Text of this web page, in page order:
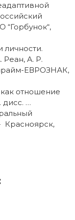
“Горбунок“,
личности.
Реан, А. Р.
ЕВРОЗНАК,
отношение
дисс. …
Красноярск,